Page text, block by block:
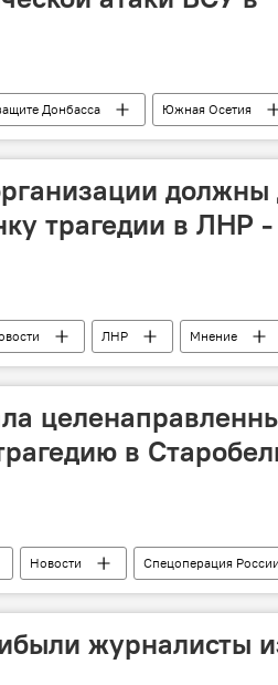
Донбасса
Южная Осетия
Выставка трагедия
должны
трагедии в ЛНР -
ЛНР Мнение
в
Новости
Спецоперация
журналисты